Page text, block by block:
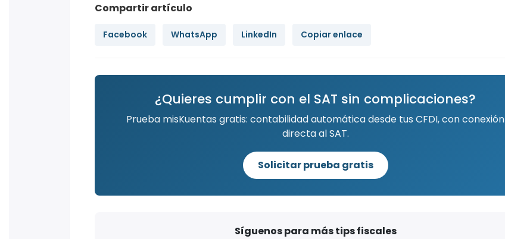
Compartir artículo
Facebook WhatsApp LinkedIn Copiar enlace
¿Quieres cumplir con el SAT sin complicaciones?
Prueba misKuentas gratis: contabilidad automática desde tus CFDI, con conexión
directa al SAT.
Solicitar prueba gratis
Síguenos para más tips fiscales